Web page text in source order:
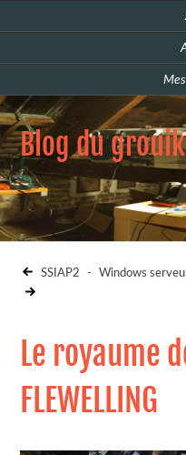
Blog du grouik
SSIAP2 - Windows
Le royaume
FLEWELLING